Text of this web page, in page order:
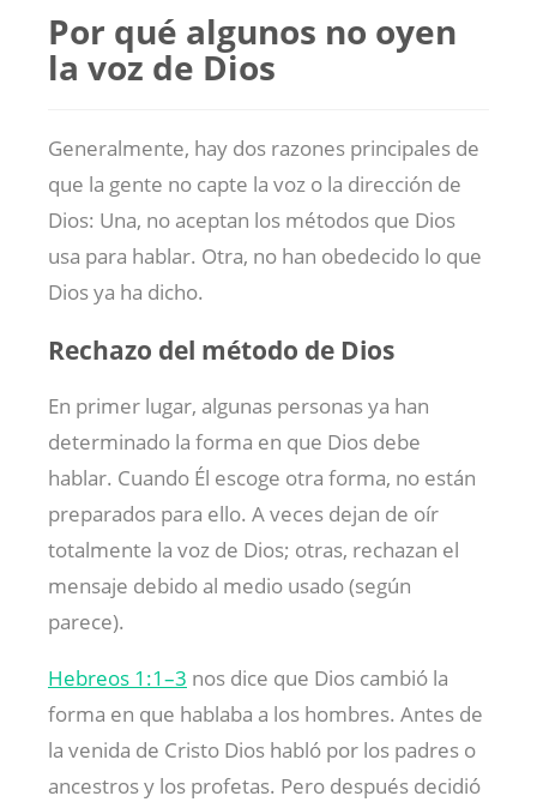
Por qué algunos no oyen
la voz de Dios
Generalmente, hay dos razones principales de
que la gente no capte la voz o la dirección de
Dios: Una, no aceptan los métodos que Dios
usa para hablar. Otra, no han obedecido lo que
Dios ya ha dicho.
Rechazo del método de Dios
En primer lugar, algunas personas ya han
determinado la forma en que Dios debe
hablar. Cuando Él escoge otra forma, no están
preparados para ello. A veces dejan de oír
totalmente la voz de Dios; otras, rechazan el
mensaje debido al medio usado (según
parece).
Hebreos 1:1–3 nos dice que Dios cambió la
forma en que hablaba a los hombres. Antes de
la venida de Cristo Dios habló por los padres o
ancestros y los profetas. Pero después decidió